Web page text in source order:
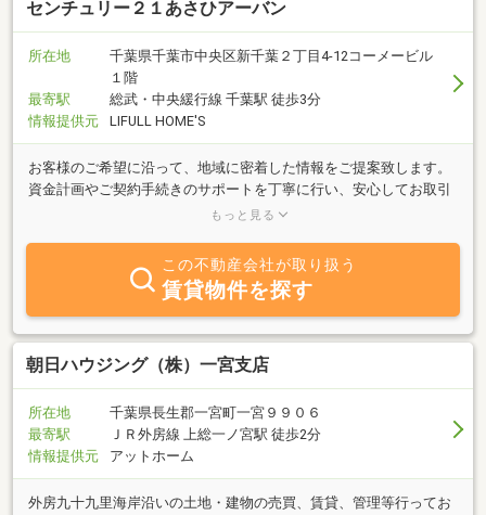
センチュリー２１あさひアーバン
所在地
千葉県千葉市中央区新千葉２丁目4-12コーメービル
１階
最寄駅
総武・中央緩行線 千葉駅 徒歩3分
情報提供元
LIFULL HOME'S
お客様のご希望に沿って、地域に密着した情報をご提案致します。
資金計画やご契約手続きのサポートを丁寧に行い、安心してお取引
いただけるよう努めております。理想のお住まい探しを是非、お手
もっと見る
この不動産会社が取り扱う
賃貸物件を探す
朝日ハウジング（株）一宮支店
所在地
千葉県長生郡一宮町一宮９９０６
最寄駅
ＪＲ外房線 上総一ノ宮駅 徒歩2分
情報提供元
アットホーム
外房九十九里海岸沿いの土地・建物の売買、賃貸、管理等行ってお